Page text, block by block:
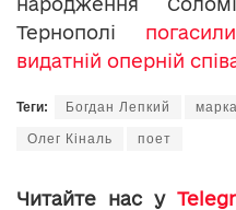
Тернополі
видатній оперній
Теги: Богдан Лепкий марка
Олег Кіналь поет
Читайте нас у